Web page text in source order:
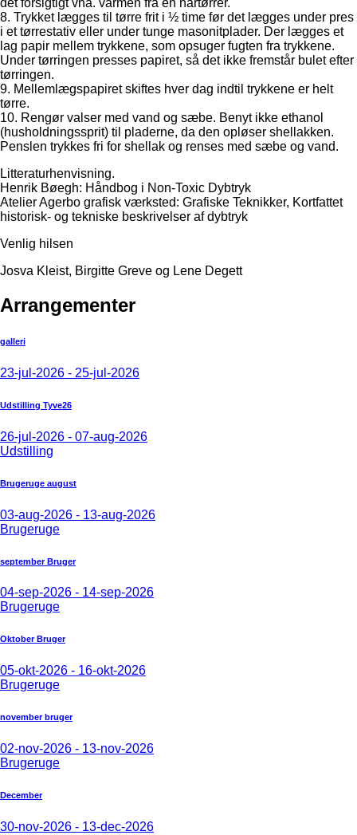
8. Trykket lægges til tørre frit i ½ time før det lægges under pres
i et tørrestativ eller under tunge masonitplader. Der lægges et
lag papir mellem trykkene, som opsuger fugten fra trykkene.
Under tørringen presses papiret, så det ikke fremstår bulet efter
tørringen.
9. Mellemlægspapiret skiftes hver dag indtil trykkene er helt
tørre.
10. Rengør valser med vand og sæbe. Benyt ikke ethanol
(husholdningssprit) til pladerne, da den opløser shellakken.
Penslen trykkes fri for shellak og renses med sæbe og vand.
Litteraturhenvisning.
Henrik Bøegh: Håndbog i Non-Toxic Dybtryk
Atelier Agerbo grafisk værksted: Grafiske Teknikker, Kortfattet
historisk- og tekniske beskrivelser af dybtryk
Venlig hilsen
Josva Kleist, Birgitte Greve og Lene Degett
Arrangementer
galleri
23-jul-2026 - 25-jul-2026
Udstilling Tyve26
26-jul-2026 - 07-aug-2026
Udstilling
Brugeruge august
03-aug-2026 - 13-aug-2026
Brugeruge
september Bruger
04-sep-2026 - 14-sep-2026
Brugeruge
Oktober Bruger
05-okt-2026 - 16-okt-2026
Brugeruge
november bruger
02-nov-2026 - 13-nov-2026
Brugeruge
December
30-nov-2026 - 13-dec-2026